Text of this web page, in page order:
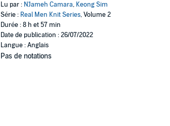
Lu par : N'Jameh Camara, Keong Sim
Série : Real Men Knit Series, Volume 2
Durée : 8 h et 57 min
Date de publication : 26/07/2022
Langue : Anglais
Pas de notations